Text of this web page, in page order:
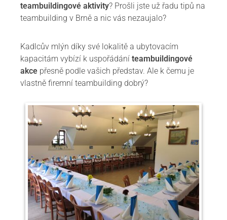
teambuildingové aktivity? Prošli jste už řadu tipů na
teambuilding v Brně a nic vás nezaujalo?
Kadlcův mlýn díky své lokalitě a ubytovacím
kapacitám vybízí k uspořádání teambuildingové
akce přesně podle vašich představ. Ale k čemu je
vlastně firemní teambuilding dobrý?